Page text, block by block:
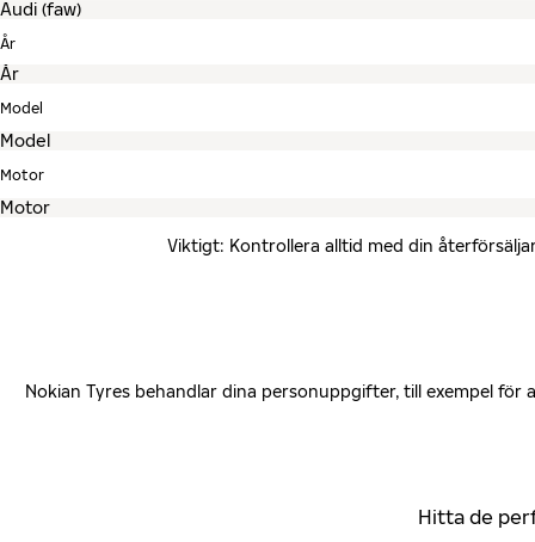
År
Model
Motor
Viktigt: Kontrollera alltid med din
Nokian Tyres behandlar dina personuppgifter, till exempel
Hitta de